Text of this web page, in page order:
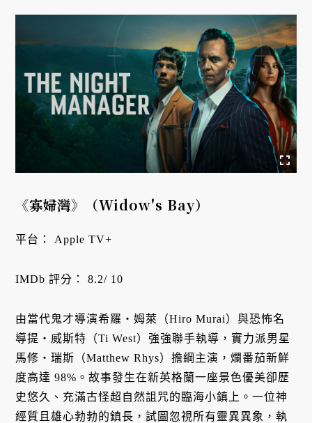
《寡婦灣》（Widow's Bay）
平台： Apple TV+
IMDb 評分： 8.2/ 10
由當代鬼才導演希羅・姆萊（Hiro Murai）與恐怖名
導提・威斯特（Ti West）強強聯手執導，實力派男星
馬修・瑞斯（Matthew Rhys）擔綱主演，爛番茄新鮮
度高達 98%。故事發生在新英格蘭一座景色優美卻歷
史悠久、充滿古怪超自然詛咒的臨海小鎮上。一位神
經質且雄心勃勃的鎮長，試圖忽視所有靈異異象，執